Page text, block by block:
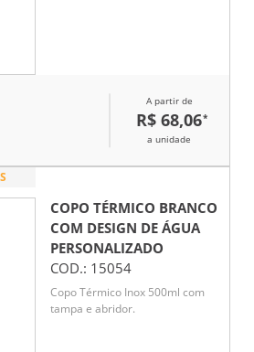
A partir de
R$ 68,06*
a unidade
COPO TÉRMICO BRANCO
COM DESIGN DE ÁGUA
PERSONALIZADO
COD.: 15054
Copo Térmico Inox 500ml com
tampa e abridor.